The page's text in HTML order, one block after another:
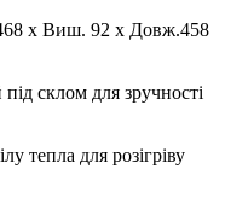
x Виш. 92 x Довж.458
склом для зручності
тепла для розігріву